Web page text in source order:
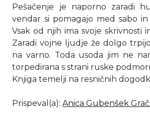
Pešačenje je naporno zaradi
vendar si pomagajo med sabo
Vsak od njih ima svoje skrivnosti
Zaradi vojne ljudje že dolgo
na varno. Toda usoda jim ne
torpedirana s strani ruske
Knjiga temelji na resničnih
Prispeval(a):Anica Gubenšek